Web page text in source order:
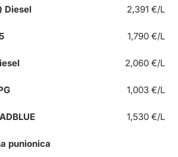
Diesel 2,391 €/L
1,790 €/L
2,060 €/L
1,003 €/L
1,530 €/L
punionica